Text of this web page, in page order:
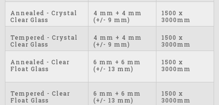
Annealed - Crystal
Clear Glass
4 mm + 4 mm
(+/- 9 mm)
1500 x
3000mm
Tempered - Crystal
Clear Glass
4 mm + 4 mm
(+/- 9 mm)
1500 x
3000mm
Annealed - Clear
Float Glass
6 mm + 6 mm
(+/- 13 mm)
1500 x
3000mm
Tempered - Clear
Float Glass
6 mm + 6 mm
(+/- 13 mm)
1500 x
3000mm